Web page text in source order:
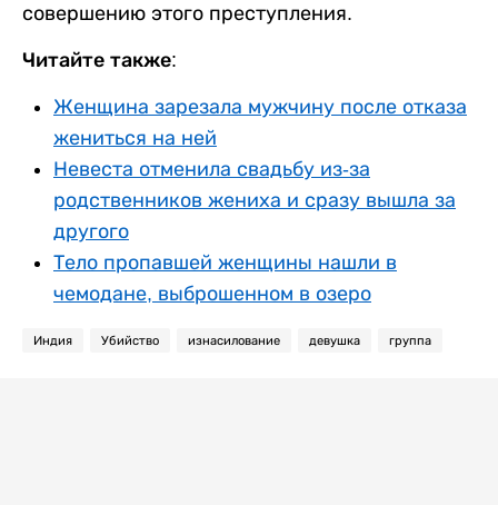
совершению этого преступления.
Читайте также:
Женщина зарезала мужчину после отказа
жениться на ней
Невеста отменила свадьбу из-за
родственников жениха и сразу вышла за
другого
Тело пропавшей женщины нашли в
чемодане, выброшенном в озеро
Индия Убийство изнасилование девушка группа